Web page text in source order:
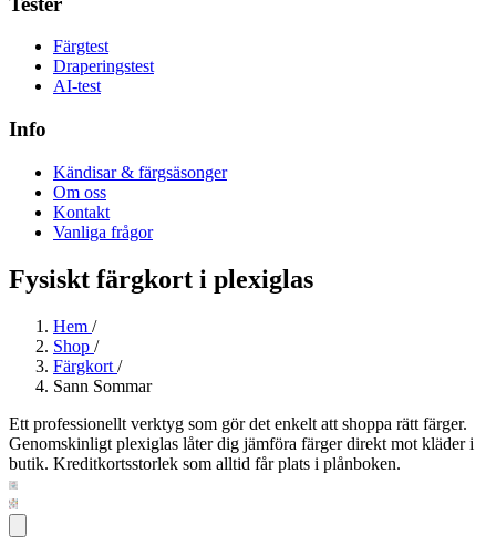
Färgtest
Draperingstest
AI-test
Info
Kändisar & färgsäsonger
Om oss
Kontakt
Vanliga frågor
Fysiskt färgkort i plexiglas
Hem /
Shop /
Färgkort /
Sann Sommar
Ett professionellt verktyg som gör det enkelt att shoppa rätt färger.
Genomskinligt plexiglas låter dig jämföra färger direkt mot kläder i
butik. Kreditkortsstorlek som alltid får plats i plånboken.